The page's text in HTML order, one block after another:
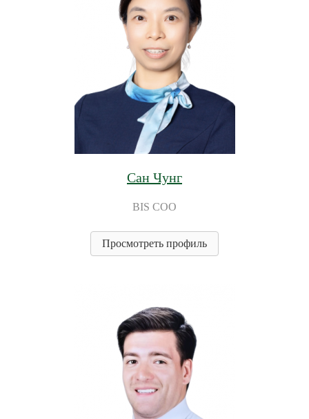
Сан Чунг
BIS COO
Просмотреть профиль